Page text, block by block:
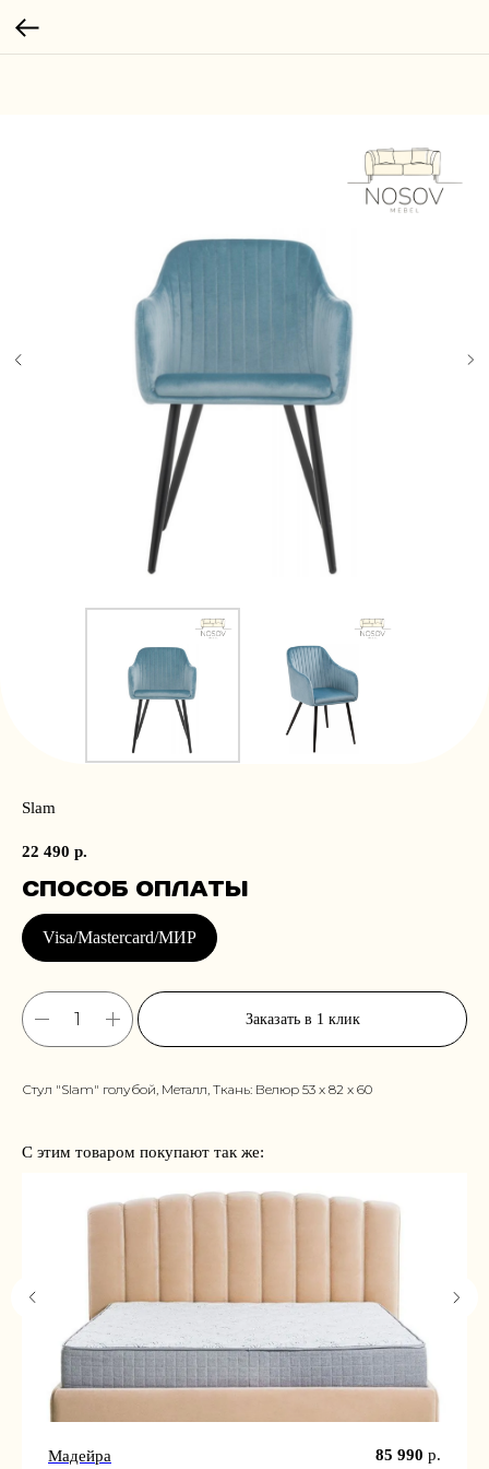
Slam
22 490 р.
Заказать в 1 клик
Стул "Slam" голубой, Металл, Ткань: Велюр 53 x 82 x 60
С этим товаром покупают так же:
Мадейра 85 990 р.